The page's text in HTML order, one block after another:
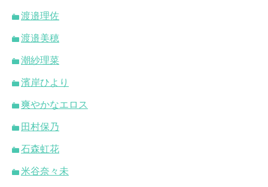
渡邉理佐
渡邉美穂
潮紗理菜
濱岸ひより
爽やかなエロス
田村保乃
石森虹花
米谷奈々未